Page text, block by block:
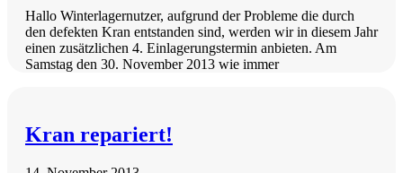
Hallo Winterlagernutzer, aufgrund der Probleme die durch
den defekten Kran entstanden sind, werden wir in diesem Jahr
einen zusätzlichen 4. Einlagerungstermin anbieten. Am
Samstag den 30. November 2013 wie immer
Kran repariert!